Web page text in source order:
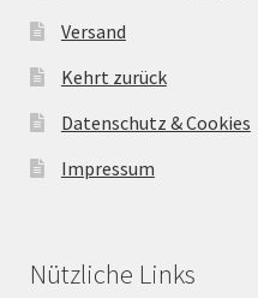
Versand
Kehrt zurück
Datenschutz & Cookies
Impressum
Nützliche Links